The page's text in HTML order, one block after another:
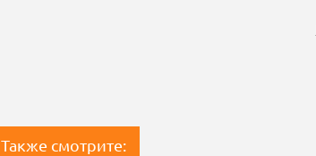
Также смотрите: